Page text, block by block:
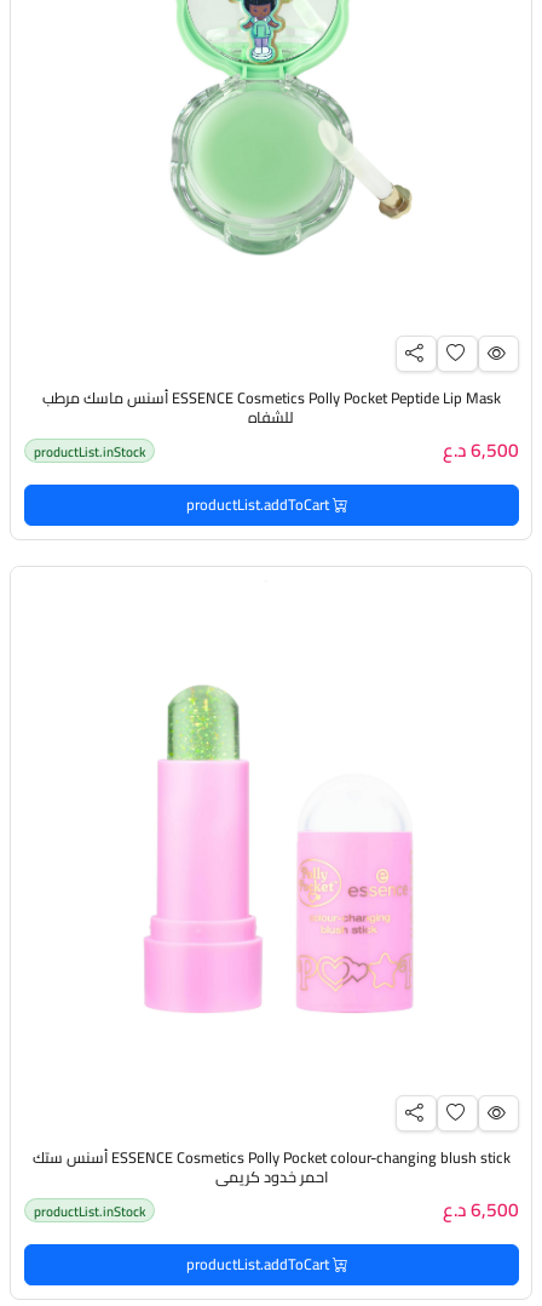
ESSENCE Cosmetics Polly Pocket Peptide Lip Mask أسنس ماسك مرطب
للشفاه
6,500 د.ع productList.inStock
productList.addToCart
ESSENCE Cosmetics Polly Pocket colour-changing blush stick أسنس ستك
احمر خدود كريمي
6,500 د.ع productList.inStock
productList.addToCart